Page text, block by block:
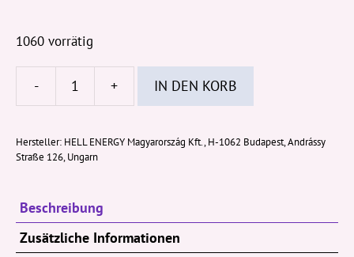
1060 vorrätig
-
Hell
Maracuja
+ IN DEN KORB
Hersteller: HELL ENERGY Magyarország Kft., H-1062 Budapest, Andrássy
Straße 126, Ungarn
Beschreibung
Zusätzliche Informationen